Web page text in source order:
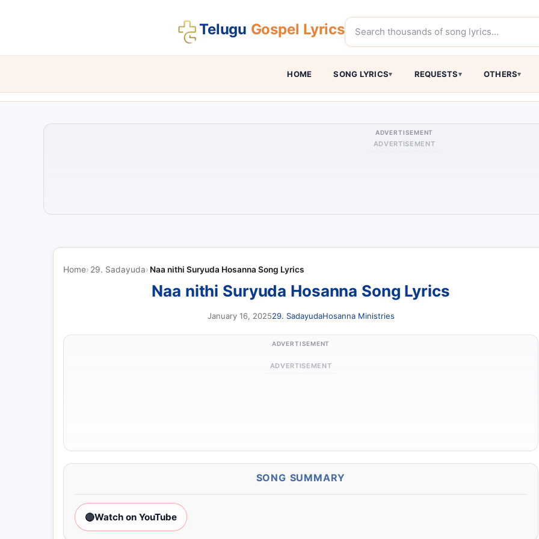
Telugu Gospel Lyrics
HOME SONG LYRICS REQUESTS OTHERS
ADVERTISEMENT
ADVERTISEMENT
Home 29. Sadayuda Naa nithi Suryuda Hosanna Song Lyrics
Naa nithi Suryuda Hosanna Song Lyrics
January 16, 202529. SadayudaHosanna Ministries
ADVERTISEMENT
ADVERTISEMENT
SONG SUMMARY
🔴Watch on YouTube